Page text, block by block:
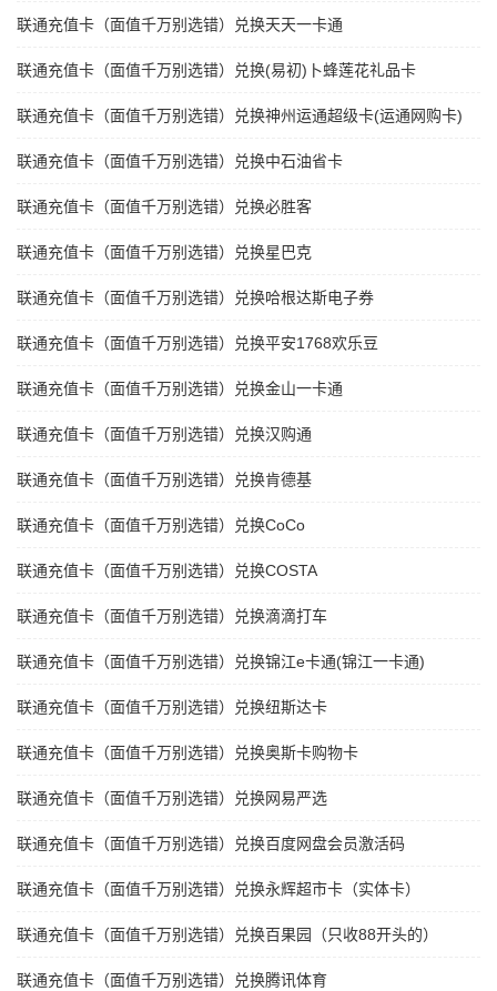
联通充值卡（面值千万别选错）兑换天天一卡通
联通充值卡（面值千万别选错）兑换(易初)卜蜂莲花礼品卡
联通充值卡（面值千万别选错）兑换神州运通超级卡(运通网购卡)
联通充值卡（面值千万别选错）兑换中石油省卡
联通充值卡（面值千万别选错）兑换必胜客
联通充值卡（面值千万别选错）兑换星巴克
联通充值卡（面值千万别选错）兑换哈根达斯电子券
联通充值卡（面值千万别选错）兑换平安1768欢乐豆
联通充值卡（面值千万别选错）兑换金山一卡通
联通充值卡（面值千万别选错）兑换汉购通
联通充值卡（面值千万别选错）兑换肯德基
联通充值卡（面值千万别选错）兑换CoCo
联通充值卡（面值千万别选错）兑换COSTA
联通充值卡（面值千万别选错）兑换滴滴打车
联通充值卡（面值千万别选错）兑换锦江e卡通(锦江一卡通)
联通充值卡（面值千万别选错）兑换纽斯达卡
联通充值卡（面值千万别选错）兑换奥斯卡购物卡
联通充值卡（面值千万别选错）兑换网易严选
联通充值卡（面值千万别选错）兑换百度网盘会员激活码
联通充值卡（面值千万别选错）兑换永辉超市卡（实体卡）
联通充值卡（面值千万别选错）兑换百果园（只收88开头的）
联通充值卡（面值千万别选错）兑换腾讯体育